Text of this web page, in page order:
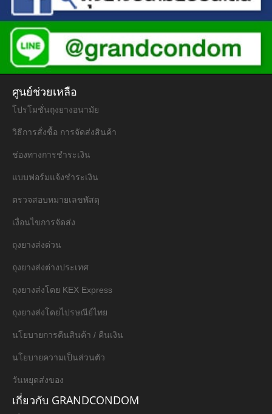
ศูนย์ช่วยเหลือ
โปรโมชั่นถุงยางอนามัย
วิธีการสั่งซื้อ การจัดส่งสินค้า
ช่องทางการชำระเงิน
แบบฟอร์มแจ้งชำระเงิน
ตรวจสอบหมายเลขพัสดุ
เงื่อนไขการจัดส่ง
ถุงยางส่งด่วน
ถุงยางส่งต่างประเทศ
ถุงยางส่งโดย KEX Express
ถุงยางส่งโดยไปรษณีย์ไทย
นโยบายการคืนสินค้า / คืนเงิน
นโยบายความเป็นส่วนตัว
วันหยุดส่งของ
เกี่ยวกับ GRANDCONDOM